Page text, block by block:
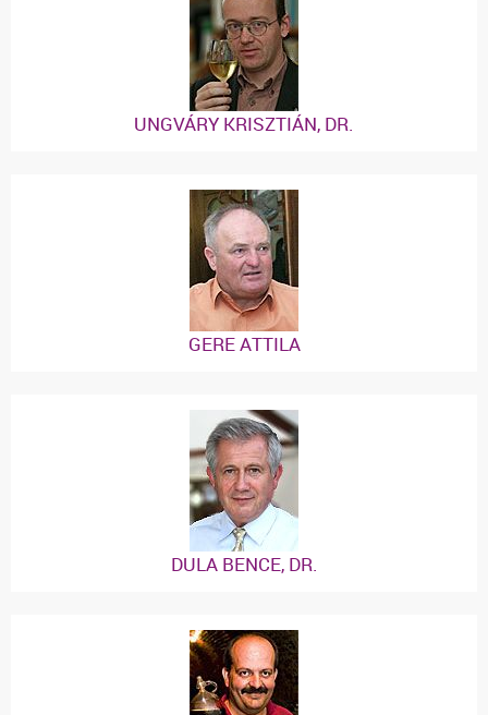
UNGVÁRY KRISZTIÁN, DR.
GERE ATTILA
DULA BENCE, DR.